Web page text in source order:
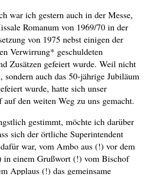
war ich gestern auch in der Messe,
Romanum von 1969/70 in der
von 1975 nebst einigen der
Verwirrung* geschuldeten
Zusätzen gefeiert wurde. Weil nicht
sondern auch das 50-jährige Jubiläum
wurde, hatte sich unser
auf den weiten Weg zu uns gemacht.
gestimmt, möchte ich darüber
sich der örtliche Superintendent
war, vom Ambo aus (!) vor dem
in einem Grußwort (!) vom Bischof
Applaus (!) das gemeinsame